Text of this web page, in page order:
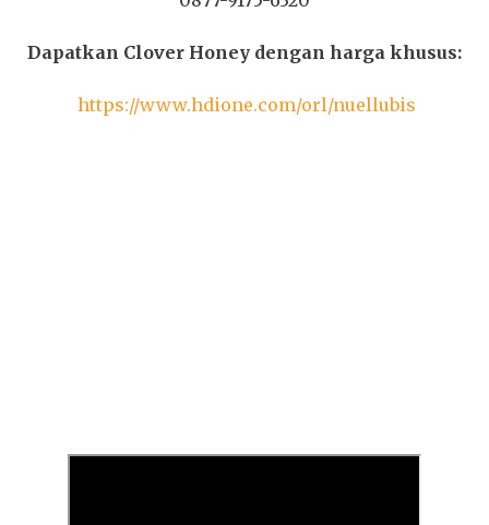
Dapatkan Clover Honey dengan harga khusus:
https://www.hdione.com/orl/nuellubis